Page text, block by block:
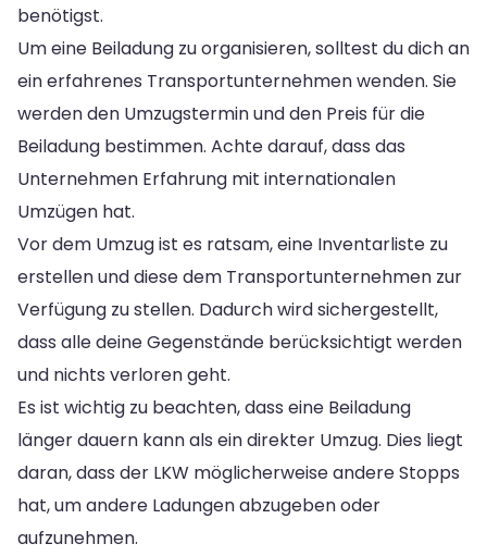
benötigst.
Um eine Beiladung zu organisieren, solltest du dich an
ein erfahrenes Transportunternehmen wenden. Sie
werden den Umzugstermin und den Preis für die
Beiladung bestimmen. Achte darauf, dass das
Unternehmen Erfahrung mit internationalen
Umzügen hat.
Vor dem Umzug ist es ratsam, eine Inventarliste zu
erstellen und diese dem Transportunternehmen zur
Verfügung zu stellen. Dadurch wird sichergestellt,
dass alle deine Gegenstände berücksichtigt werden
und nichts verloren geht.
Es ist wichtig zu beachten, dass eine Beiladung
länger dauern kann als ein direkter Umzug. Dies liegt
daran, dass der LKW möglicherweise andere Stopps
hat, um andere Ladungen abzugeben oder
aufzunehmen.